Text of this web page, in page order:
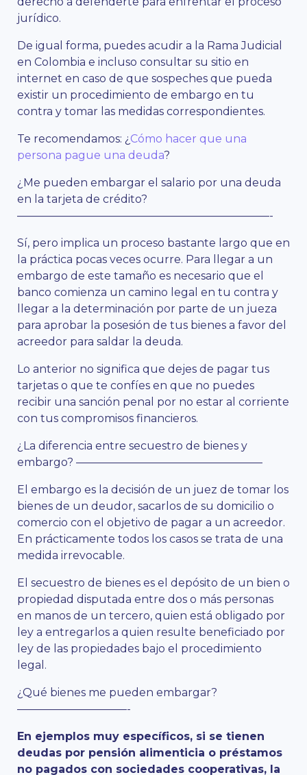
jurídico.
De igual forma, puedes acudir a la Rama Judicial
en Colombia e incluso consultar su sitio en
internet en caso de que sospeches que pueda
existir un procedimiento de embargo en tu
contra y tomar las medidas correspondientes.
Te recomendamos: ¿ Cómo hacer que una
persona pague una deuda?
¿Me pueden embargar el salario por una deuda
en la tarjeta de crédito?
———————————————————————-
Sí, pero implica un proceso bastante largo que en
la práctica pocas veces ocurre. Para llegar a un
embargo de este tamaño es necesario que el
banco comienza un camino legal en tu contra y
llegar a la determinación por parte de un jueza
para aprobar la posesión de tus bienes a favor del
acreedor para saldar la deuda.
Lo anterior no significa que dejes de pagar tus
tarjetas o que te confíes en que no puedes
recibir una sanción penal por no estar al corriente
con tus compromisos financieros.
¿La diferencia entre secuestro de bienes y
embargo? —————————————————
El embargo es la decisión de un juez de tomar los
bienes de un deudor, sacarlos de su domicilio o
comercio con el objetivo de pagar a un acreedor.
En prácticamente todos los casos se trata de una
medida irrevocable.
El secuestro de bienes es el depósito de un bien o
propiedad disputada entre dos o más personas
en manos de un tercero, quien está obligado por
ley a entregarlos a quien resulte beneficiado por
ley de las propiedades bajo el procedimiento
legal.
¿Qué bienes me pueden embargar?
——————————-
En ejemplos muy específicos, si se tienen
deudas por pensión alimenticia o préstamos
no pagados con sociedades cooperativas, la